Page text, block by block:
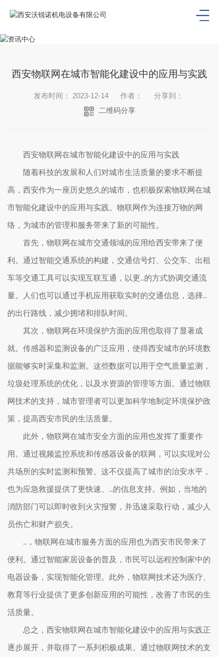
西安物联网在城市智能化建设中的应用与实践
发布时间： 2023-12-14 作者：
分享到：
二维码分享
西安物联网在城市智能化建设中的应用与实践
随着科技的发展和人们对城市生活质量的要求不断提
高，西安作为一座历史悠久的城市，也积极探索物联网在城
市智能化建设中的应用与实践。物联网作为连接万物的网
络，为城市的管理和服务带来了新的可能性。
首先，物联网在城市交通领域的应用给西安带来了便
利。通过智能交通系统的构建，交通信号灯、公交车、出租
车等交通工具可以实现互联互通，以更..的方式协调交通流
量。人们也可以通过手机应用获取实时的交通信息，选择..
的出行路线，减少拥堵和排队时间。
其次，物联网在环境保护方面的应用也取得了显著成
就。传感器和监测设备的广泛应用，使得西安城市的环境数
据能够实时采集和监测。这些数据可以用于空气质量监测，
垃圾处理系统的优化，以及水资源的管理等方面。通过物联
网技术的支持，城市管理者可以更加科学地制定环境保护政
策，提高西安市民的生活质量。
此外，物联网在城市安全方面的应用也发挥了重要作
用。通过视频监控系统和传感器设备的联网，可以实现对公
共场所的实时监测和预警。这不仅提高了城市的治安水平，
也为应急救援提供了更快速、..的信息支持。例如，当地的
消防部门可以即时收到火灾报警，并迅速采取行动，减少人
员伤亡和财产损失。
..，物联网在城市服务方面的应用也为西安市民带来了
便利。通过智能家居设备的普及，市民可以远程控制家中的
电器设备，实现智能化管理。此外，物联网技术还为医疗、
教育等行业提供了更多创新应用的可能性，改善了市民的生
活质量。
总之，西安物联网在城市智能化建设中的应用与实践正
逐步展开，并取得了一系列积极成果。通过物联网技术的支